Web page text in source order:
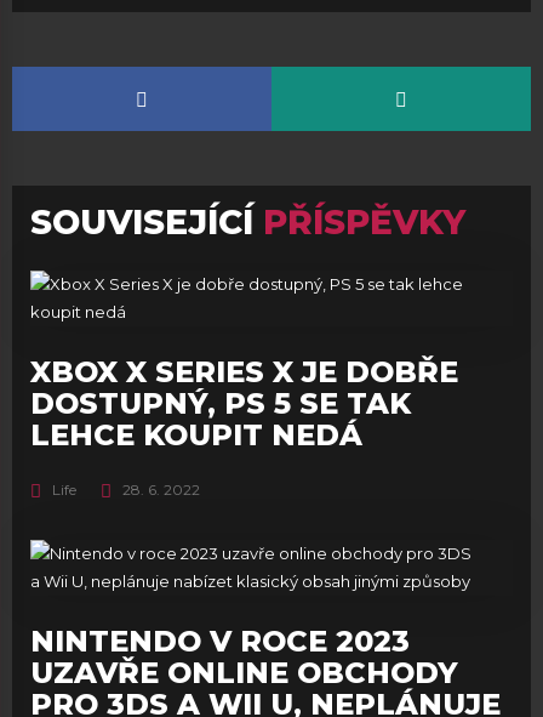
SOUVISEJÍCÍ PŘÍSPĚVKY
XBOX X SERIES X JE DOBŘE
DOSTUPNÝ, PS 5 SE TAK
LEHCE KOUPIT NEDÁ
Life 28. 6. 2022
NINTENDO V ROCE 2023
UZAVŘE ONLINE OBCHODY
PRO 3DS A WII U, NEPLÁNUJE